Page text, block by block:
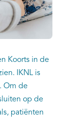
Koorts in de
IKNL is
Om de
op de
patiënten